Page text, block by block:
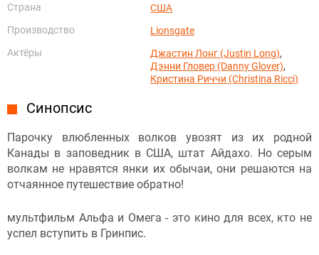
Страна
США
Производство
Lionsgate
Актёры
Джастин Лонг (Justin Long),
Дэнни Гловер (Danny Glover),
Кристина Риччи (Christina Ricci)
Синопсис
Парочку влюбленных волков увозят из их родной
Канады в заповедник в США, штат Айдахо. Но серым
волкам не нравятся янки их обычаи, они решаются на
отчаянное путешествие обратно!
мультфильм Альфа и Омега - это кино для всех, кто не
успел вступить в Гринпис.